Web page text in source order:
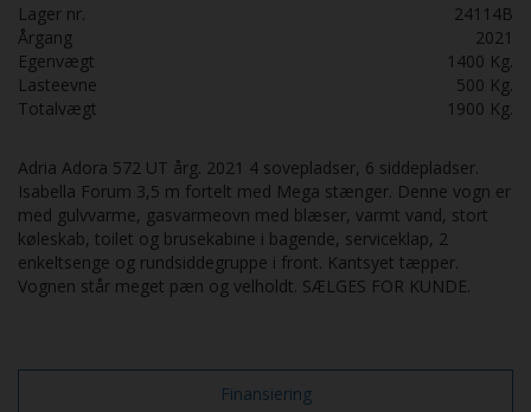
Lager nr.
24114B
Årgang
2021
Egenvægt
1400 Kg.
Lasteevne
500 Kg.
Totalvægt
1900 Kg.
Adria Adora 572 UT årg. 2021 4 sovepladser, 6 siddepladser.
Isabella Forum 3,5 m fortelt med Mega stænger. Denne vogn er
med gulvvarme, gasvarmeovn med blæser, varmt vand, stort
køleskab, toilet og brusekabine i bagende, serviceklap, 2
enkeltsenge og rundsiddegruppe i front. Kantsyet tæpper.
Vognen står meget pæn og velholdt. SÆLGES FOR KUNDE.
Finansiering